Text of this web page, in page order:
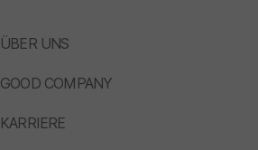
ÜBER UNS
GOOD COMPANY
KARRIERE